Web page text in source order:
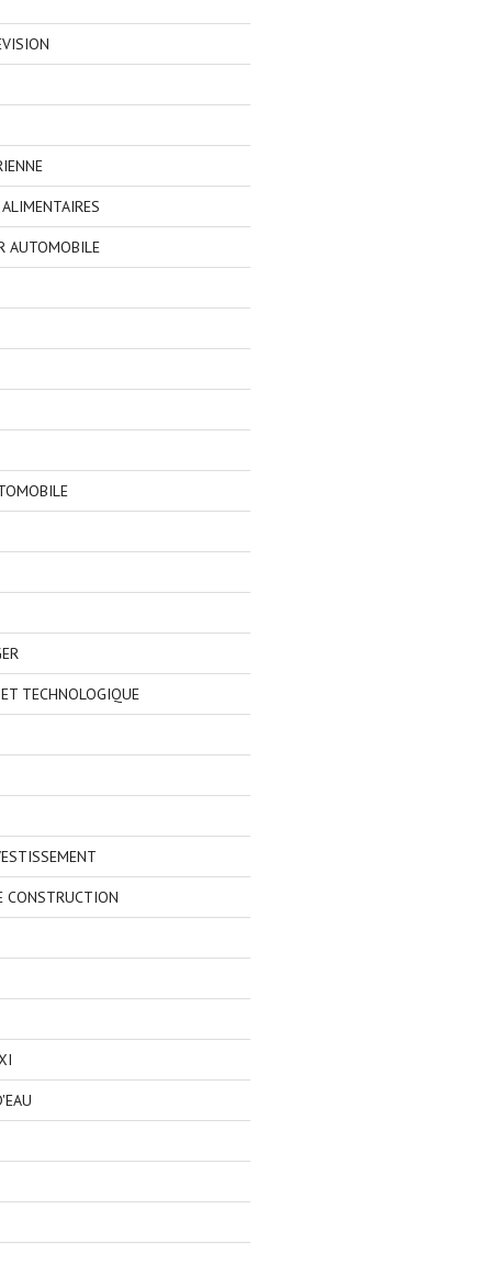
AUTOMOBILE
TECHNOLOGIQUE
CONSTRUCTION